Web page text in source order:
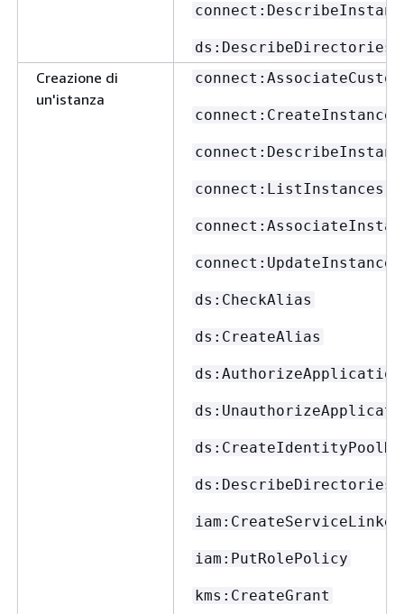
ds:DescribeDirectories
Creazione di
un'istanza
connect:CreateInstance
connect:ListInstances
ds:CheckAlias
ds:CreateAlias
ds:AuthorizeApplication
ds:DescribeDirectories
iam:PutRolePolicy
kms:CreateGrant